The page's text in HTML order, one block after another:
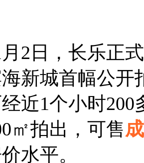
月2日，长乐正
新城首幅公开
近1个小时200
㎡拍出，可售
水平。